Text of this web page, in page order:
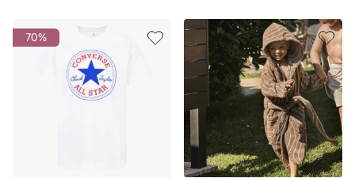
Vedlikehold
Følg vaskeanvisningen på plagget
70%